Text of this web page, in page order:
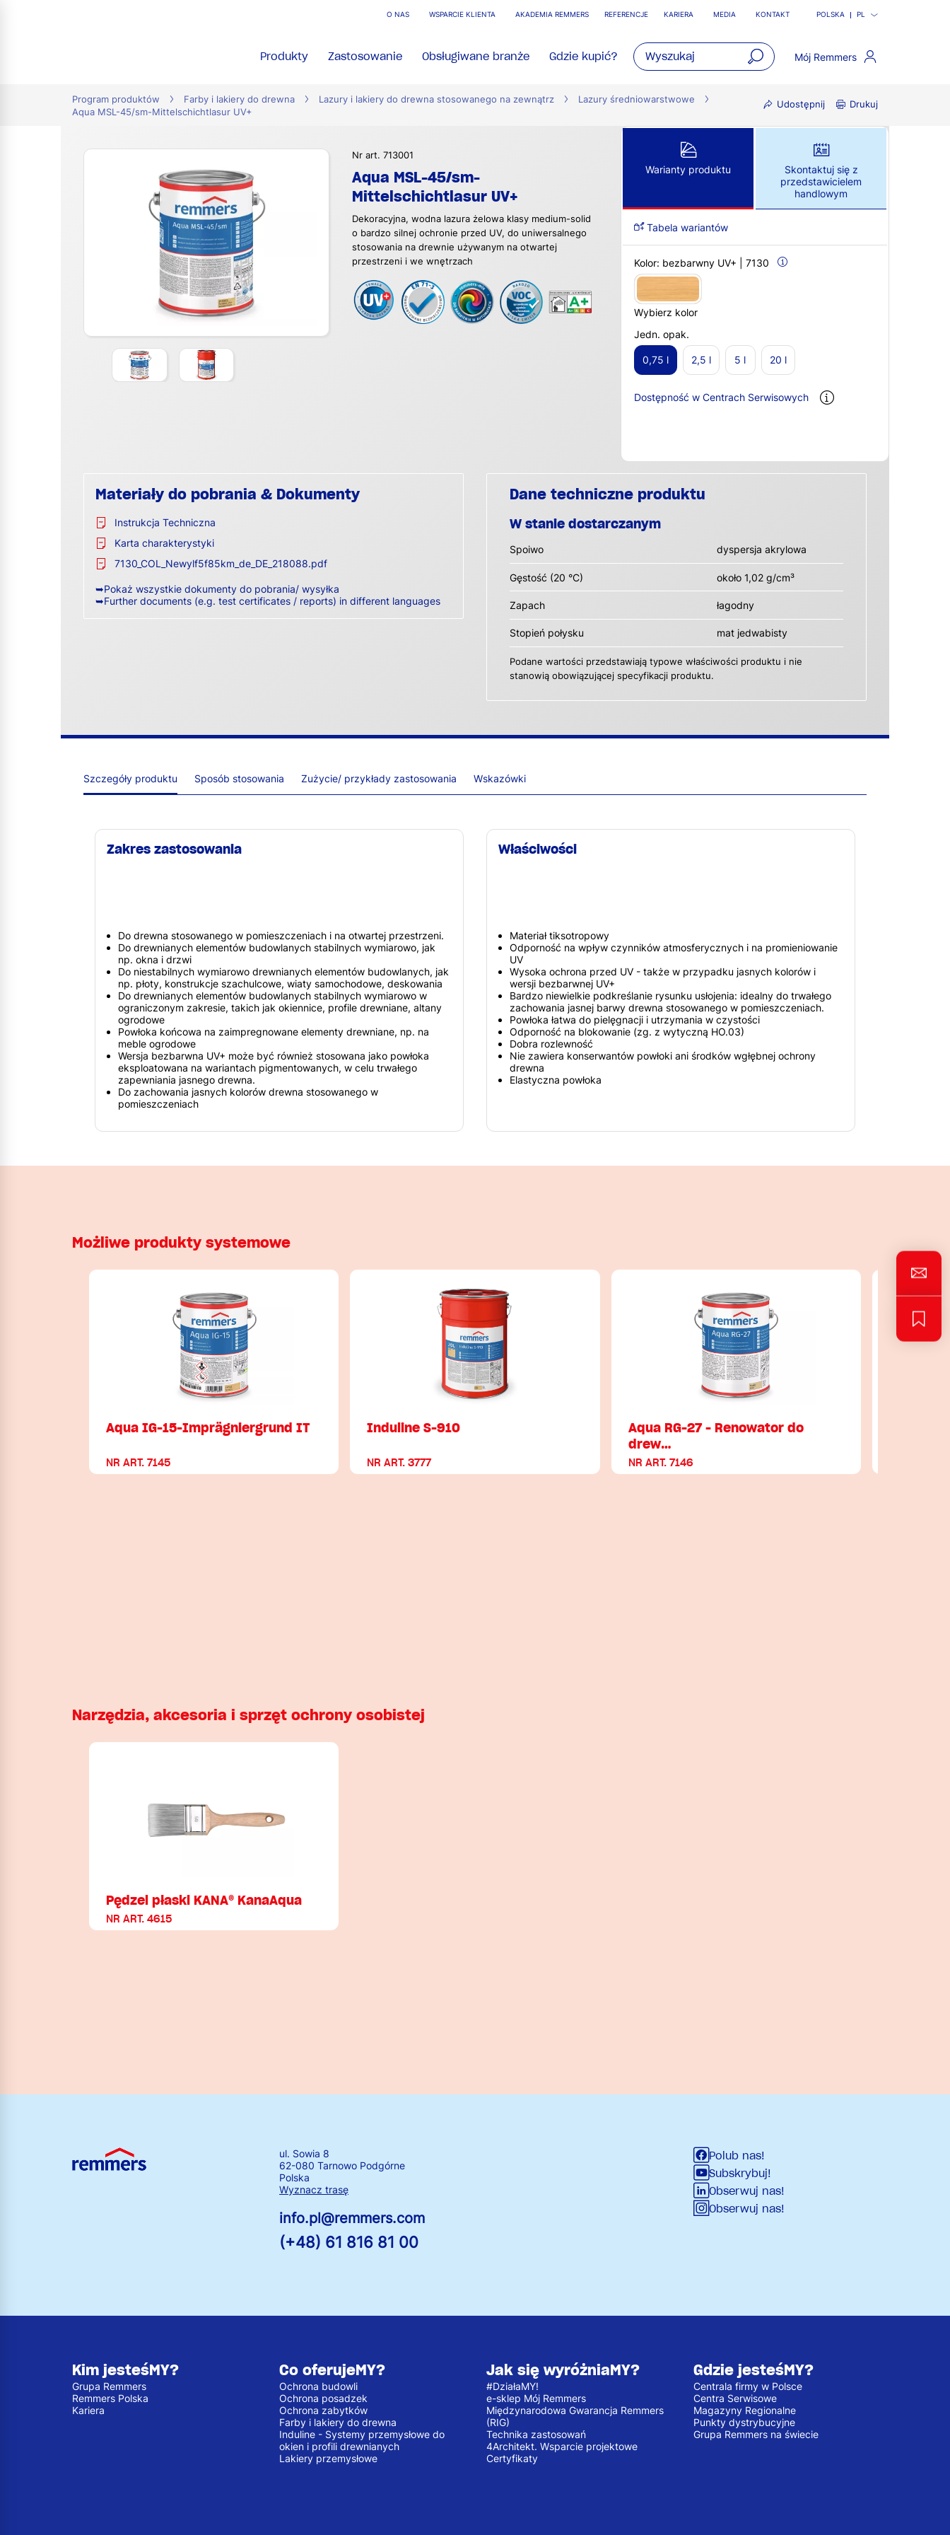
O NAS WSPARCIE KLIENTA AKADEMIA REMMERS REFERENCJE KARIERA MEDIA KONTAKT POLSKA PL
Produkty Zastosowanie Obsługiwane branże Gdzie kupić? Mój Remmers
Program produktów Farby i lakiery do drewna Lazury i lakiery do drewna stosowanego na zewnątrz
Lazury średniowarstwowe
Aqua MSL-45/sm-Mittelschichtlasur UV+
Udostępnij Drukuj
Nr art. 713001
Aqua MSL-45/sm-
Mittelschichtlasur UV+
Dekoracyjna, wodna lazura żelowa klasy medium-solid
o bardzo silnej ochronie przed UV, do uniwersalnego
stosowania na drewnie używanym na otwartej
przestrzeni i we wnętrzach
Warianty produktu
Skontaktuj się z
przedstawicielem
handlowym
Tabela wariantów
Kolor: bezbarwny UV+ | 7130
Wybierz kolor
Jedn. opak.
0,75 l 2,5 l 5 l 20 l
Dostępność w Centrach Serwisowych
Materiały do pobrania & Dokumenty
Instrukcja Techniczna
Karta charakterystyki
7130_COL_Newylf5f85km_de_DE_218088.pdf
➥Pokaż wszystkie dokumenty do pobrania/ wysyłka
➥Further documents (e.g. test certificates / reports) in different languages
Dane techniczne produktu
W stanie dostarczanym
Spoiwo dyspersja akrylowa
Gęstość (20 °C) około 1,02 g/cm³
Zapach łagodny
Stopień połysku mat jedwabisty
Podane wartości przedstawiają typowe właściwości produktu i nie
stanowią obowiązującej specyfikacji produktu.
Szczegóły produktu Sposób stosowania Zużycie/ przykłady zastosowania Wskazówki
Zakres zastosowania
Do drewna stosowanego w pomieszczeniach i na otwartej przestrzeni.
Do drewnianych elementów budowlanych stabilnych wymiarowo, jak
np. okna i drzwi
Do niestabilnych wymiarowo drewnianych elementów budowlanych, jak
np. płoty, konstrukcje szachulcowe, wiaty samochodowe, deskowania
Do drewnianych elementów budowlanych stabilnych wymiarowo w
ograniczonym zakresie, takich jak okiennice, profile drewniane, altany
ogrodowe
Powłoka końcowa na zaimpregnowane elementy drewniane, np. na
meble ogrodowe
Wersja bezbarwna UV+ może być również stosowana jako powłoka
eksploatowana na wariantach pigmentowanych, w celu trwałego
zapewniania jasnego drewna.
Do zachowania jasnych kolorów drewna stosowanego w
pomieszczeniach
Właściwości
Materiał tiksotropowy
Odporność na wpływ czynników atmosferycznych i na promieniowanie
UV
Wysoka ochrona przed UV - także w przypadku jasnych kolorów i
wersji bezbarwnej UV+
Bardzo niewielkie podkreślanie rysunku usłojenia: idealny do trwałego
zachowania jasnej barwy drewna stosowanego w pomieszczeniach.
Powłoka łatwa do pielęgnacji i utrzymania w czystości
Odporność na blokowanie (zg. z wytyczną HO.03)
Dobra rozlewność
Nie zawiera konserwantów powłoki ani środków wgłębnej ochrony
drewna
Elastyczna powłoka
Możliwe produkty systemowe
Aqua IG-15-Imprägniergrund IT
NR ART. 7145
Induline S-910
NR ART. 3777
Aqua RG-27 - Renowator do
drew…
NR ART. 7146
Narzędzia, akcesoria i sprzęt ochrony osobistej
Pędzel płaski KANA® KanaAqua
NR ART. 4615
ul. Sowia 8
62-080 Tarnowo Podgórne
Polska
Wyznacz trasę
info.pl@remmers.com
(+48) 61 816 81 00
Polub nas!
Subskrybuj!
Obserwuj nas!
Obserwuj nas!
Kim jesteśMY?
Grupa Remmers
Remmers Polska
Kariera
Co oferujeMY?
Ochrona budowli
Ochrona posadzek
Ochrona zabytków
Farby i lakiery do drewna
Induline - Systemy przemysłowe do
okien i profili drewnianych
Lakiery przemysłowe
Jak się wyróżniaMY?
#DziałaMY!
e-sklep Mój Remmers
Międzynarodowa Gwarancja Remmers
(RIG)
Technika zastosowań
4Architekt. Wsparcie projektowe
Certyfikaty
Gdzie jesteśMY?
Centrala firmy w Polsce
Centra Serwisowe
Magazyny Regionalne
Punkty dystrybucyjne
Grupa Remmers na świecie